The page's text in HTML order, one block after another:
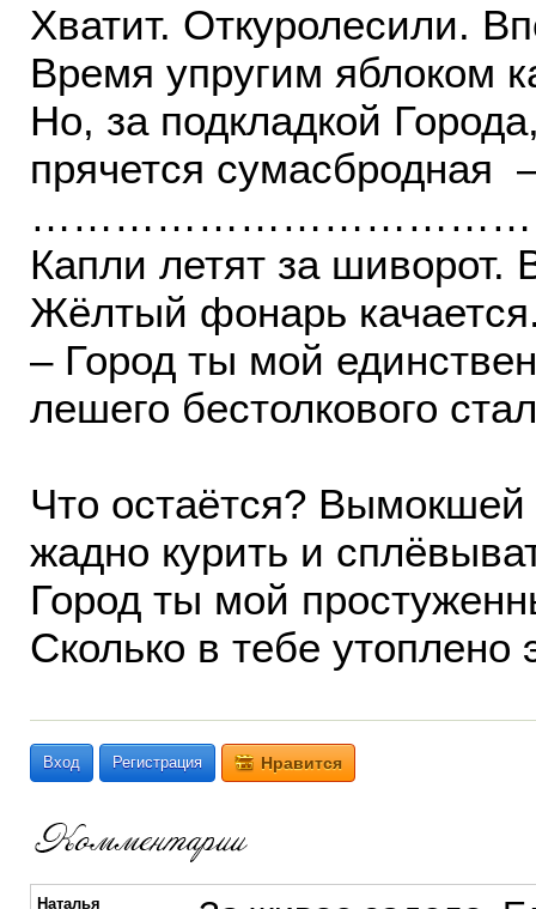
Хватит. Откуролесили.
Время упругим яблоком
Но, за подкладкой
прячется сумасбродная
Капли летят за шиворот.
Жёлтый фонарь
– Город ты мой
лешего бестолкового
Что остаётся?
жадно курить и
Город ты мой
Сколько в тебе
Вход Регистрация Нравится
Наталья